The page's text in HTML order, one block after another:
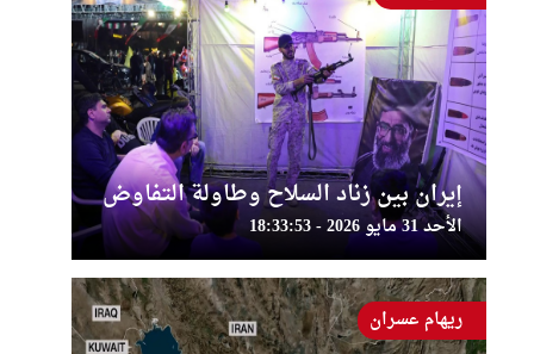
إيران بين زناد السلاح وطاولة التفاوض
الأحد 31 مايو 2026 - 18:33:53
ريهام عسران